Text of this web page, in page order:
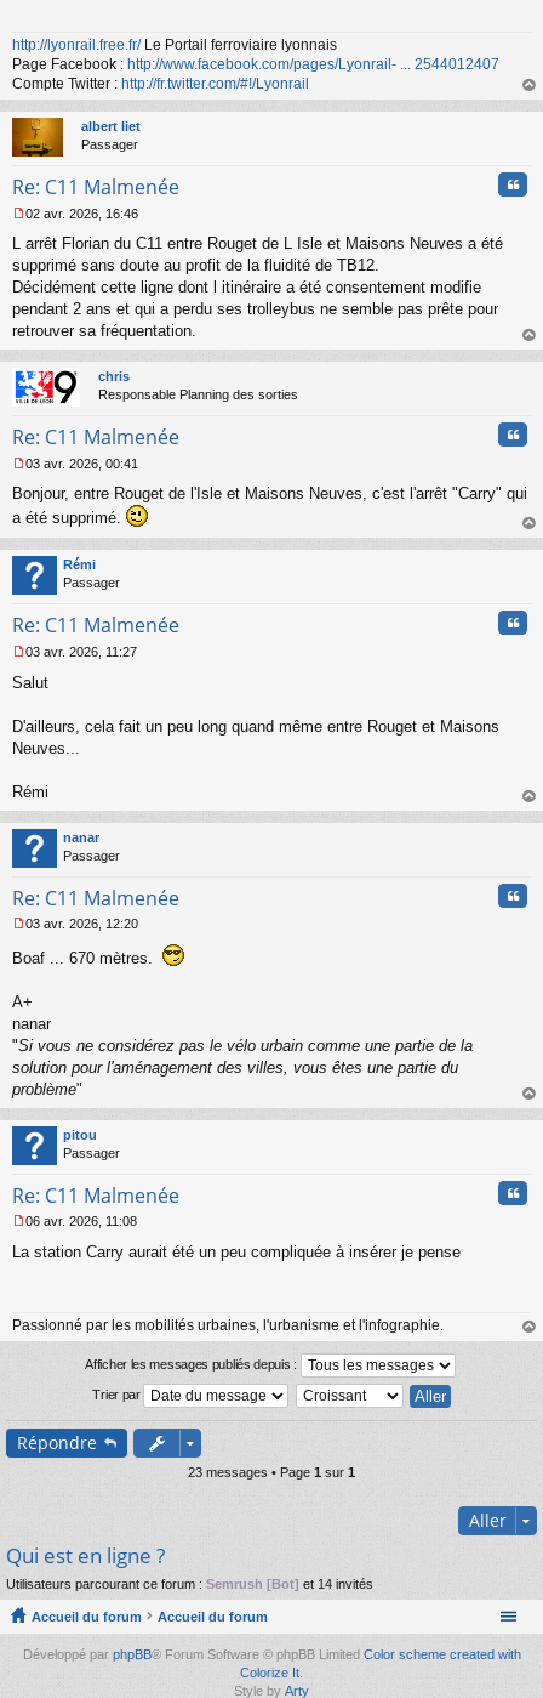
g
e
n
o
n
l
u
http://lyonrail.free.fr/Le Portail ferroviaire lyonnais
Page Facebook : http://www.facebook.com/pages/Lyonrail- ... 2544012407
Compte Twitter : http://fr.twitter.com/#!/Lyonrail
au
albert liet
Passager
Re: C11 Malmenée
e
s
s
g
e
n
o
n
l
02 avr. 2026, 16:46
L arrêt Florian du C11 entre Rouget de L Isle et Maisons Neuves a été
supprimé sans doute au profit de la fluidité de TB12.
Décidément cette ligne dont l itinéraire a été consentement modifie
pendant 2 ans et qui a perdu ses trolleybus ne semble pas prête pour
retrouver sa fréquentation.
au
chris
Responsable Planning des sorties
Re: C11 Malmenée
e
s
a
g
e
o
l
u
03 avr. 2026, 00:41
Bonjour, entre Rouget de l'Isle et Maisons Neuves, c'est l'arrêt "Carry" qui
a été supprimé.
au
Rémi
Passager
Re: C11 Malmenée
e
g
n
o
n
l
u
03 avr. 2026, 11:27
Salut
D'ailleurs, cela fait un peu long quand même entre Rouget et Maisons
Neuves...
Rémi
au
nanar
Passager
Re: C11 Malmenée
e
a
g
e
n
l
u
03 avr. 2026, 12:20
Boaf ... 670 mètres.
A+
nanar
"Si vous ne considérez pas le vélo urbain comme une partie de la
solution pour l'aménagement des villes, vous êtes une partie du
problème"
au
pitou
Passager
Re: C11 Malmenée
e
g
e
u
06 avr. 2026, 11:08
La station Carry aurait été un peu compliquée à insérer je pense
Passionné par les mobilités urbaines, l'urbanisme et l'infographie.
au
Afficher les messages publiés depuis :
Trier par
Répondre
23 messages • Page 1 sur 1
Aller
Qui est en ligne ?
Utilisateurs parcourant ce forum : Semrush [Bot] et 14 invités
Accueil du forum Accueil du forum
Développé par phpBB® Forum Software © phpBB Limited Color scheme created with
Colorize It
Style by Arty